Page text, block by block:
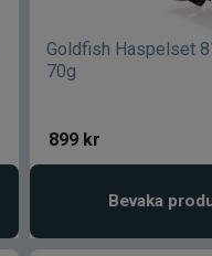
Goldfish Haspelset
70g
899 kr
Bevaka